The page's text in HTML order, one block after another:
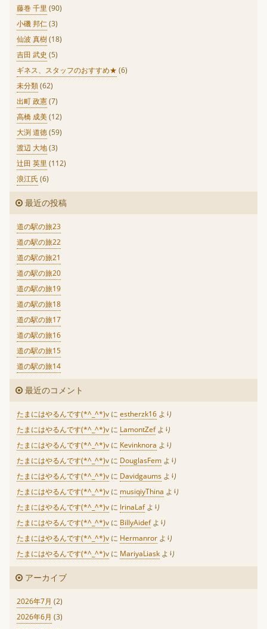
藤巻 千里 (90)
小磯 邦仁(3)
仙波 真樹(18)
吉田 武史 (5)
ギネス、スタッフのおすすめ★ (6)
未分類(62)
出町 政憲(7)
高橋 成美(12)
大渕 道徳(59)
渡辺 大地(3)
辻田 英里 (112)
浪江氏 (6)
最近の投稿
道の駅の旅23
道の駅の旅22
道の駅の旅21
道の駅の旅20
道の駅の旅19
道の駅の旅18
道の駅の旅17
道の駅の旅16
道の駅の旅15
道の駅の旅14
最近のコメント
たまにはやるんです(*^_^*)v に estherzk16 より
たまにはやるんです(*^_^*)v に LamontZefより
たまにはやるんです(*^_^*)v に Kevinknora より
たまにはやるんです(*^_^*)v に DouglasFem より
たまにはやるんです(*^_^*)v に Davidgaums より
たまにはやるんです(*^_^*)v に musiqiyThina より
たまにはやるんです(*^_^*)v に IrinaLafより
たまにはやるんです(*^_^*)v に BillyAidefより
たまにはやるんです(*^_^*)v に Hermanror より
たまにはやるんです(*^_^*)v に MariyaLiask より
アーカイブ
2026年7月 (2)
2026年6月 (3)